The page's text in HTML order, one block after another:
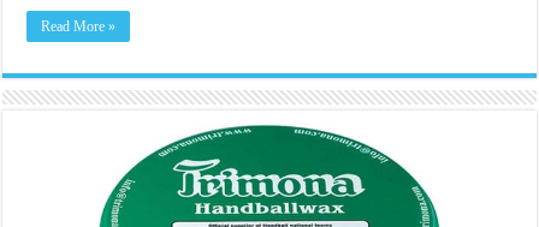
Read More »